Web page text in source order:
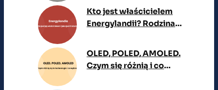
SEO i e-commerce?
Kto jest właścicielem
Energylandii? Rodzina
milionów złotych
OLED, POLED, AMOLED.
Czym się różnią i co